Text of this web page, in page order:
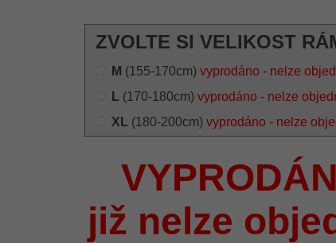
ZVOLTE SI VELIKOST
M (155-170cm) vyprodáno - nelze
L (170-180cm) vyprodáno - nelze
XL (180-200cm) vyprodáno - nelze
již nelze